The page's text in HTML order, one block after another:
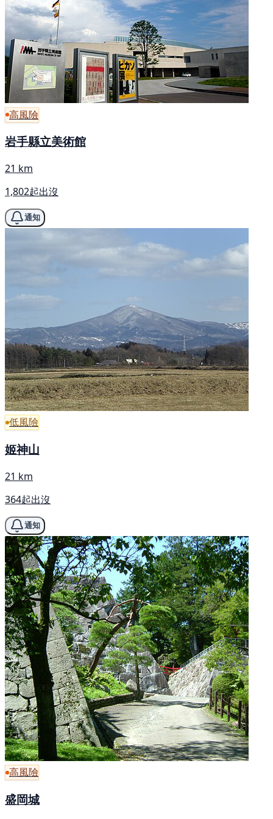
高風險
岩手縣立美術館
21 km
1,802起出沒
通知
低風險
姬神山
21 km
364起出沒
通知
高風險
盛岡城